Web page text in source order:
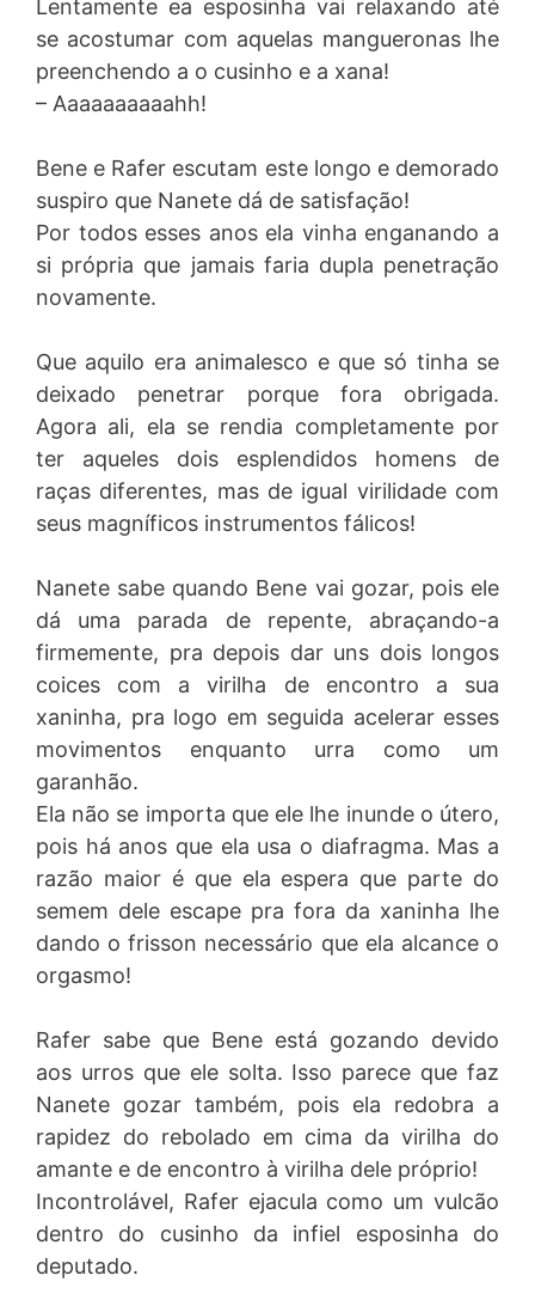
Lentamente ea esposinha vai relaxando até
se acostumar com aquelas mangueronas lhe
preenchendo a o cusinho e a xana!
– Aaaaaaaaaahh!
Bene e Rafer escutam este longo e demorado
suspiro que Nanete dá de satisfação!
Por todos esses anos ela vinha enganando a
si própria que jamais faria dupla penetração
novamente.
Que aquilo era animalesco e que só tinha se
deixado penetrar porque fora obrigada.
Agora ali, ela se rendia completamente por
ter aqueles dois esplendidos homens de
raças diferentes, mas de igual virilidade com
seus magníficos instrumentos fálicos!
Nanete sabe quando Bene vai gozar, pois ele
dá uma parada de repente, abraçando-a
firmemente, pra depois dar uns dois longos
coices com a virilha de encontro a sua
xaninha, pra logo em seguida acelerar esses
movimentos enquanto urra como um
garanhão.
Ela não se importa que ele lhe inunde o útero,
pois há anos que ela usa o diafragma. Mas a
razão maior é que ela espera que parte do
semem dele escape pra fora da xaninha lhe
dando o frisson necessário que ela alcance o
orgasmo!
Rafer sabe que Bene está gozando devido
aos urros que ele solta. Isso parece que faz
Nanete gozar também, pois ela redobra a
rapidez do rebolado em cima da virilha do
amante e de encontro à virilha dele próprio!
Incontrolável, Rafer ejacula como um vulcão
dentro do cusinho da infiel esposinha do
deputado.